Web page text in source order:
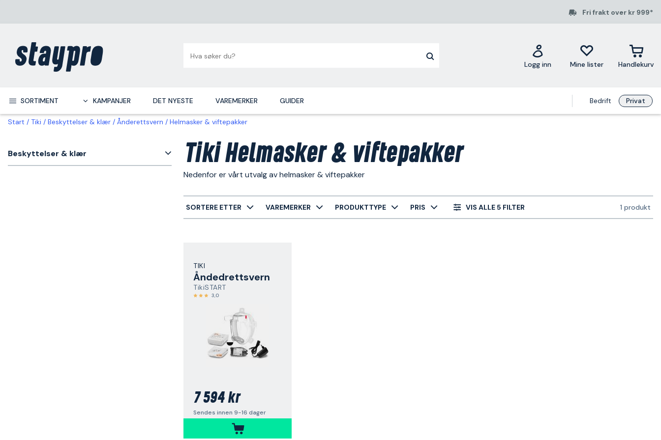
Fri frakt over kr 999*
Logg inn Mine lister Handlekurv
SORTIMENT KAMPANJER DET NYESTE VAREMERKER GUIDER Bedrift Privat
Start Tiki Beskyttelser & klær Ånderettsvern Helmasker & viftepakker
Beskyttelser & klær Tiki Helmasker & viftepakker
Nedenfor er vårt utvalg av helmasker & viftepakker
SORTERE ETTER VAREMERKER PRODUKTTYPE PRIS VIS ALLE 5 FILTER 1 produkt
TIKI
Åndedrettsvern
TikiSTART
3,0
7 594 kr
Sendes innen 9-16 dager